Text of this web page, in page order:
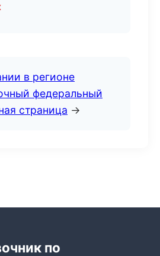
в регионе
федеральный
страница →
по